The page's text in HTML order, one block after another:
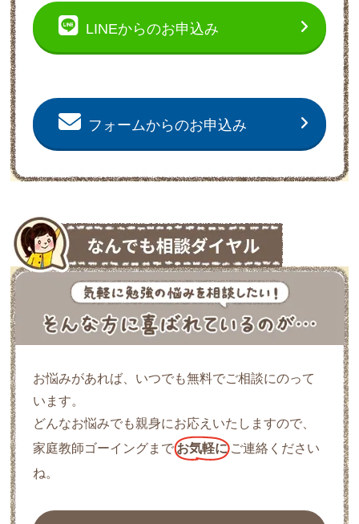
LINEからのお申込み
フォームからのお申込み
お悩みがあれば、いつでも無料でご相談にのって
います。
どんなお悩みでも親身にお応えいたしますので、
家庭教師ゴーイングまでお気軽に ご連絡ください
ね。